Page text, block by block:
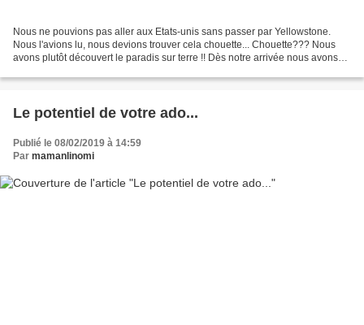
Nous ne pouvions pas aller aux Etats-unis sans passer par Yellowstone.
Nous l'avions lu, nous devions trouver cela chouette... Chouette??? Nous
avons plutôt découvert le paradis sur terre !! Dès notre arrivée nous avons
Le potentiel de votre ado...
Publié le 08/02/2019 à 14:59
Par mamanlinomi